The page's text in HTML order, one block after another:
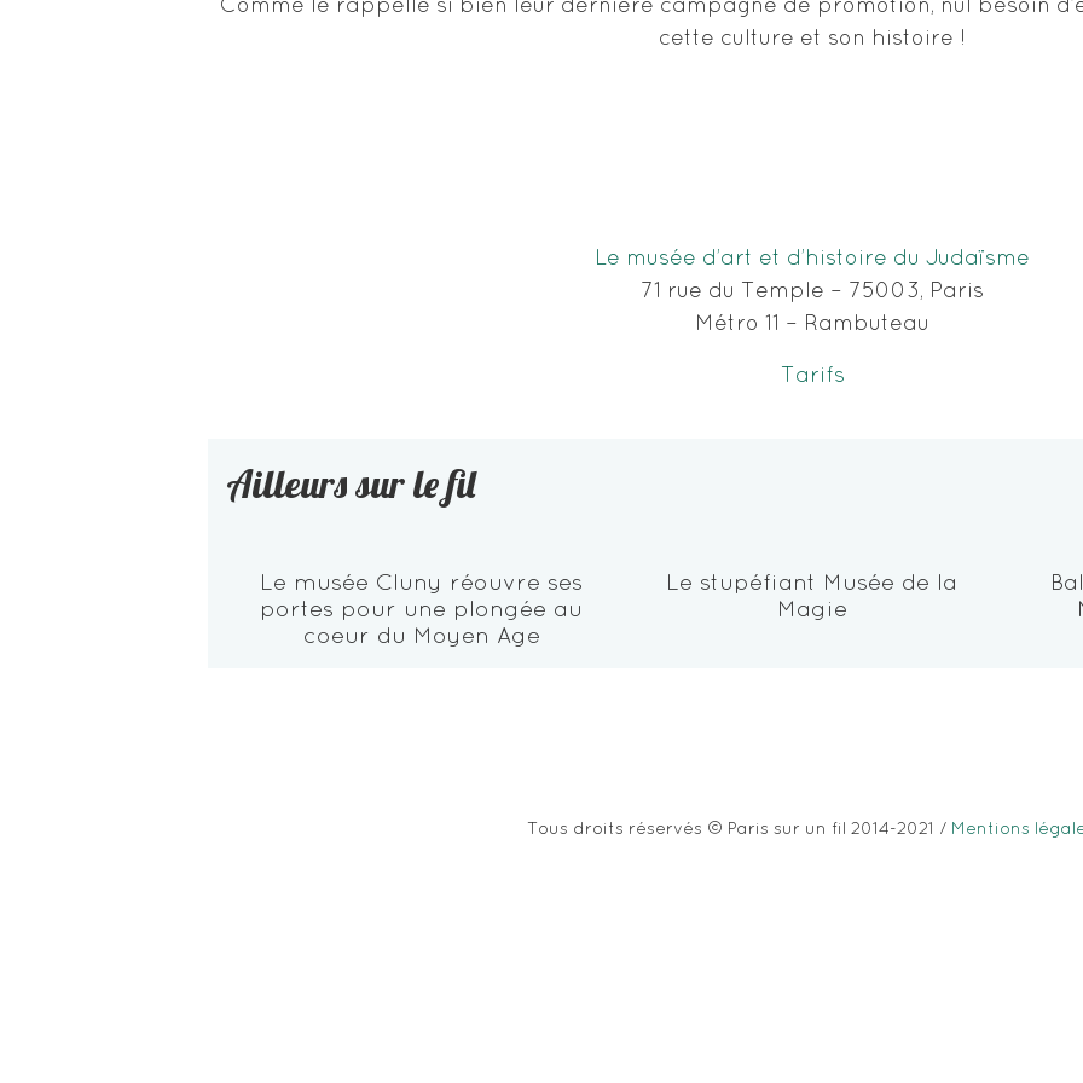
cette culture et son histoire !
Le musée d’art et d’histoire du Judaïsme
71 rue du Temple – 75003, Paris
Métro 11 – Rambuteau
Tarifs
Ailleurs sur le fil
Le musée Cluny réouvre ses
portes pour une plongée au
coeur du Moyen Age
Le stupéfiant Musée de la
Magie
Tous droits réservés © Paris sur un fil 2014-2021 / Mentions